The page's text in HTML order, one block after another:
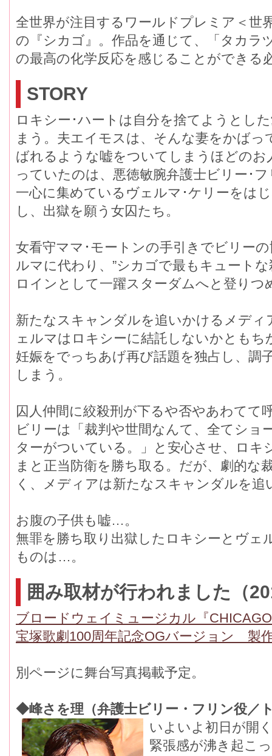
全世界が注目するワールドプレミア＜世
の『シカゴ』。作品を通じて、「タカラ
の最高の化学反応を感じることができる
STORY
ロキシー･ハートは自分を捨てようとし
まう。夫エイモスは、そんな妻をかばっ
ばれるような嘘をついてしまうほどのお
っていたのは、悪徳敏腕弁護士ビリー･
一心に集めているヴェルマ･ケリーをは
し、出獄を願う女囚たち。
女看守ママ･モートンの手引きでビリー
ルマに代わり、”シカゴで最もキュート
ロインとして一躍スターダムへと登りつ
新たなスキャンダルを追いかけるメディ
ェルマはロキシーに結託しないかとも
妊娠をでっちあげ再び話題を独占し、調
しまう。
囚人仲間に絞殺刑が下るや否やあわてて
ビリーは「裁判や世間なんて、全てショ
ターがついている。」と安心させ、ロキ
まと正当防衛を勝ち取る。だが、劇的な
く、メディアは新たなスキャンダルを追
お腹の子供も嘘…。
無罪を勝ち取り出獄したロキシーとヴェ
ものは…。
囲み取材が行われました（
ブロードウェイミュージカル『
宝塚歌劇100周年記念OGバージョン 製
別ページに舞台写真掲載予定。
◆峰さを理（弁護士ビリー・フリン役／
いよいよ初日が開
緊張感が沸き起こ